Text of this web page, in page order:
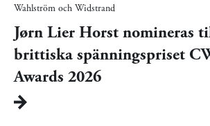
Wahlström och Widstrand
Jørn Lier Horst nomineras
brittiska spänningspriset
Awards 2026